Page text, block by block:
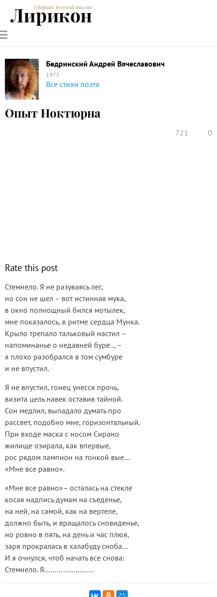
РУССКИЕ
ПОЭТЫ
СОВРЕМЕННИКИЭНЦИКЛОПЕДИЯ
ПОЭЗИИ
Сборник русской поэзии
Лирикон
Бедринский Андрей Вячеславович
1975
Все стихи поэта
Опыт Ноктюрна
721 0
Rate this post
Стемнело. Я не разуваясь лег,
но сон не шел – вот истинная мука,
в окно полнощный бился мотылек,
мне показалось, в ритме сердца Мунка.
Крыло трепало тальковый настил –
напоминанье о недавней буре.., –
я плохо разобрался в том сумбуре
и не впустил.
Я не впустил, гонец унесся прочь,
визита цель навек оставив тайной.
Сон медлил, выпадало думать про
рассвет, подобно мне, горизонтальный.
При входе маска с носом Сирано
жилище озирала, как впервые,
рос рядом лампион на тонкой вые…
«Мне все равно».
«Мне все равно»– осталась на стекле
косая надпись думам на съеденье,
на ней, на самой, как на вертеле,
должно быть, и вращалось сновиденье,
но ровно в пять, на день и час плюя,
заря прокралась в халабуду сноба…
И я очнулся, чтоб начать вcе снова:
Стемнело. Я……………………